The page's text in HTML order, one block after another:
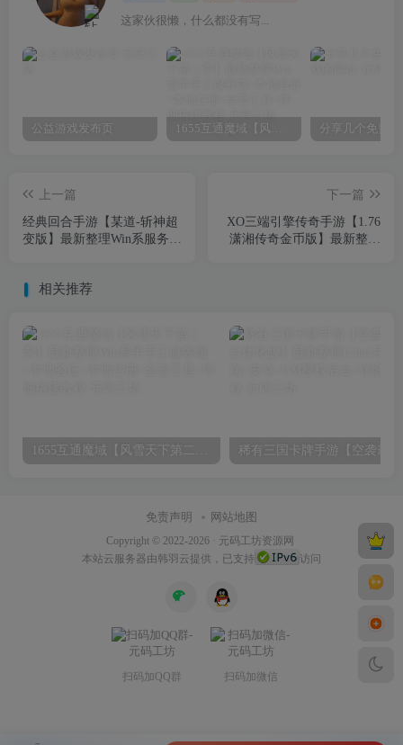
这家伙很懒，什么都没有写...
公益游戏发布页
上一篇
经典回合手游【某道-斩神超
变版】最新整理Win系服务端
下一篇
XO三端引擎传奇手游【1.76
潇湘传奇金币版】最新整理
相关推荐
免责声明 网站地图
Copyright © 2022-2026 · 元码工坊资源网
本站云服务器由韩羽云提供，已支持 访问
扫码加QQ群 扫码加微信